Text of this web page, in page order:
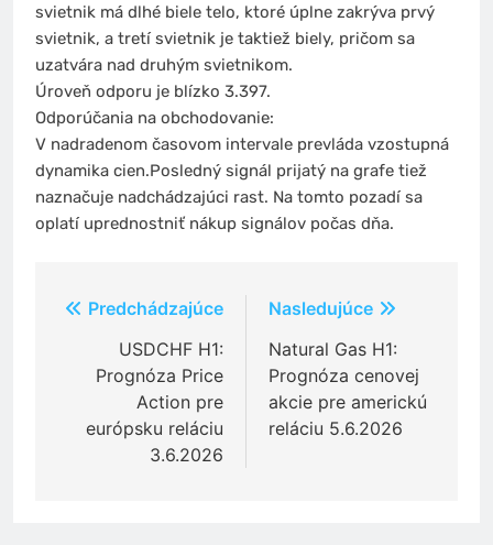
svietnik má dlhé biele telo, ktoré úplne zakrýva prvý
svietnik, a tretí svietnik je taktiež biely, pričom sa
uzatvára nad druhým svietnikom.
Úroveň odporu je blízko 3.397.
Odporúčania na obchodovanie:
V nadradenom časovom intervale prevláda vzostupná
dynamika cien.Posledný signál prijatý na grafe tiež
naznačuje nadchádzajúci rast. Na tomto pozadí sa
oplatí uprednostniť nákup signálov počas dňa.
Navigácia
článku
Predchádzajúce
USDCHF H1:
Prognóza Price
Action pre
európsku reláciu
3.6.2026
Nasledujúce
Natural Gas H1:
Prognóza cenovej
akcie pre americkú
reláciu 5.6.2026